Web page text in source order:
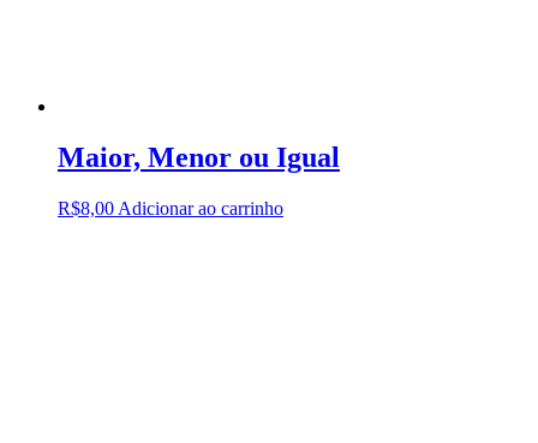
Maior, Menor ou Igual
R$8,00 Adicionar ao carrinho